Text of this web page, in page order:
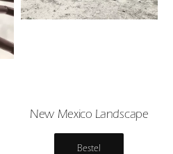
New Mexico Landscape
Bestel